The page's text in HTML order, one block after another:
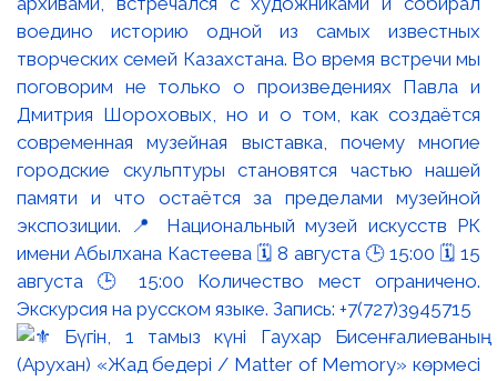
воедино историю одной из самых известных
творческих семей Казахстана. Во время встречи мы
поговорим не только о произведениях Павла и
Дмитрия Шороховых, но и о том, как создаётся
современная музейная выставка, почему многие
городские скульптуры становятся частью нашей
памяти и что остаётся за пределами музейной
экспозиции. 📍 Национальный музей искусств РК
имени Абылхана Кастеева 🗓 8 августа 🕒 15:00 🗓 15
августа 🕒 15:00 Количество мест ограничено.
Экскурсия на русском языке. Запись: +7(727)3945715